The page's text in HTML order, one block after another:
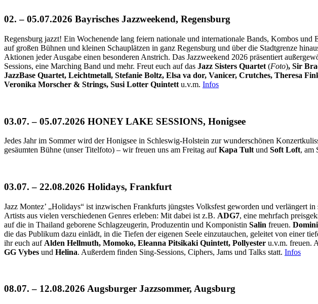
02. – 05.07.2026 Bayrisches Jazzweekend, Regensburg
Regensburg jazzt! Ein Wochenende lang feiern nationale und internationale Bands, Kombos
auf großen Bühnen und kleinen Schauplätzen in ganz Regensburg und über die Stadtgrenze
Aktionen jeder Ausgabe einen besonderen Anstrich. Das Jazzweekend 2026 präsentiert
Sessions, eine Marching Band und mehr. Freut euch auf das Jazz Sisters Quartet (Foto), Sir
JazzBase Quartet, Leichtmetall, Stefanie Boltz, Elsa va dor, Vanicer, Crutches, Theresa
Veronika Morscher & Strings, Susi Lotter Quintett u.v.m. Infos
03.07. – 05.07.2026 HONEY LAKE SESSIONS, Honigsee
Jedes Jahr im Sommer wird der Honigsee in Schleswig-Holstein zur wunderschönen
gesäumten Bühne (unser Titelfoto) – wir freuen uns am Freitag aufKapa Tult und Soft Loft, am
03.07. – 22.08.2026 Holidays, Frankfurt
Jazz Montez’ „Holidays“ ist inzwischen Frankfurts jüngstes Volksfest geworden und
Artists aus vielen verschiedenen Genres erleben: Mit dabei ist z.B. ADG7, eine mehrfach
auf die in Thailand geborene Schlagzeugerin, Produzentin und Komponistin Salin freuen.
die das Publikum dazu einlädt, in die Tiefen der eigenen Seele einzutauchen, geleitet von einer
ihr euch auf Alden Hellmuth, Momoko, Eleanna Pitsikaki Quintett, Pollyester u.v.m. freuen.
GG Vybes und Helina. Außerdem finden Sing-Sessions, Ciphers, Jams und Talks statt. Infos
08.07. – 12.08.2026 Augsburger Jazzsommer, Augsburg